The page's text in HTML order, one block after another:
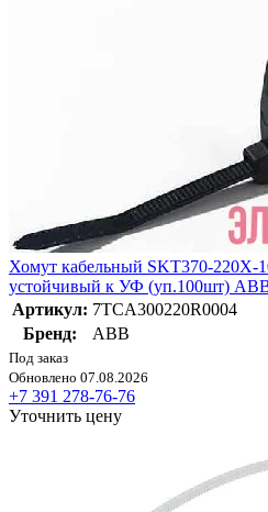
Хомут кабельный SKT370-220X-
устойчивый к УФ (уп.100шт)
Артикул: 7TCA300220R0004
Бренд:
ABB
Под заказ
Обновлено 07.08.2026
+7 391 278-76-76
Уточнить цену